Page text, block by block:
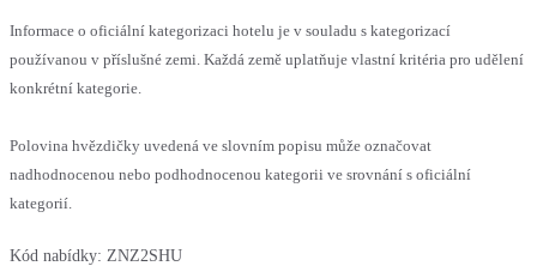
Informace o oficiální kategorizaci hotelu je v souladu s kategorizací
používanou v příslušné zemi. Každá země uplatňuje vlastní kritéria pro udělení
konkrétní kategorie.
Polovina hvězdičky uvedená ve slovním popisu může označovat
nadhodnocenou nebo podhodnocenou kategorii ve srovnání s oficiální
kategorií.
Kód nabídky: ZNZ2SHU